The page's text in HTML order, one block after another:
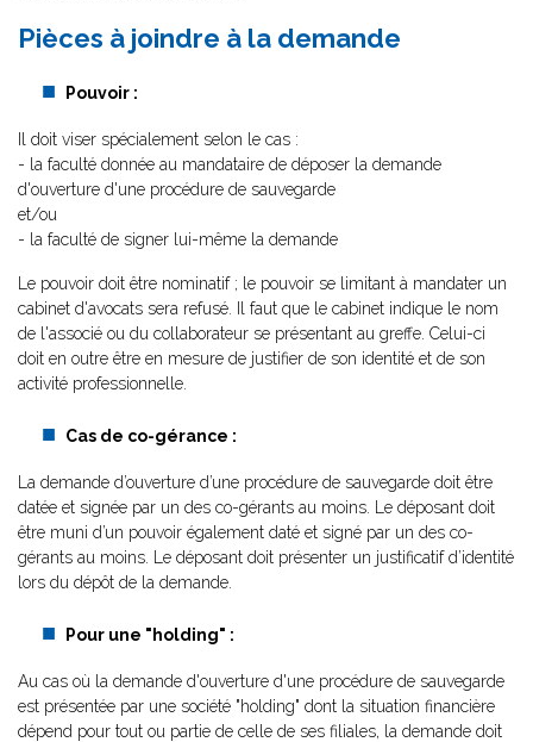
Pièces à joindre à la demande
Pouvoir :
Il doit viser spécialement selon le cas :
- la faculté donnée au mandataire de déposer la demande
d'ouverture d'une procédure de sauvegarde
et/ou
- la faculté de signer lui-même la demande
Le pouvoir doit être nominatif ; le pouvoir se limitant à mandater un
cabinet d'avocats sera refusé. Il faut que le cabinet indique le nom
de l'associé ou du collaborateur se présentant au greffe. Celui-ci
doit en outre être en mesure de justifier de son identité et de son
activité professionnelle.
Cas de co-gérance :
La demande d’ouverture d’une procédure de sauvegarde doit être
datée et signée par un des co-gérants au moins. Le déposant doit
être muni d’un pouvoir également daté et signé par un des co-
gérants au moins. Le déposant doit présenter un justificatif d’identité
lors du dépôt de la demande.
Pour une "holding" :
Au cas où la demande d'ouverture d'une procédure de sauvegarde
est présentée par une société "holding" dont la situation financière
dépend pour tout ou partie de celle de ses filiales, la demande doit